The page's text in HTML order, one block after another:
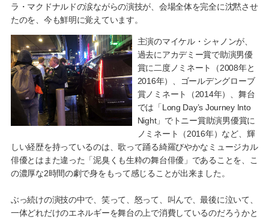
ラ・マクドナルドの涙ながらの演技が、会場全体を完全に沈黙させ
たのを、今も鮮明に覚えています。
主演のマイケル・シャノンが、
過去にアカデミー賞で助演男優
賞に二度ノミネート（2008年と
2016年）、ゴールデングローブ
賞ノミネート（2014年）、舞台
では「Long Day’s Journey Into
Night」でトニー賞助演男優賞に
ノミネート（2016年）など、輝
しい経歴を持っているのは、歌って踊る綺羅びやかなミュージカル
俳優とはまた違った「泥臭くも生粋の舞台俳優」であることを、こ
の濃厚な2時間の劇で身をもって感じることが出来ました。
ぶっ続けの演技の中で、笑って、怒って、叫んで、最後に泣いて、
一体どれだけのエネルギーを舞台の上で消費しているのだろうかと